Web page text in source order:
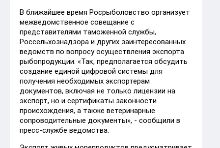
В ближайшее время Росрыболовство организует
межведомственное совещание с
представителями таможенной службы,
Россельхознадзора и других заинтересованных
ведомств по вопросу осуществления экспорта
рыбопродукции. «Так, предполагается обсудить
создание единой цифровой системы для
получения необходимых экспортерам
документов, включая не только лицензии на
экспорт, но и сертификаты законности
происхождения, а также ветеринарные
сопроводительные документы», - сообщили в
пресс-службе ведомства.